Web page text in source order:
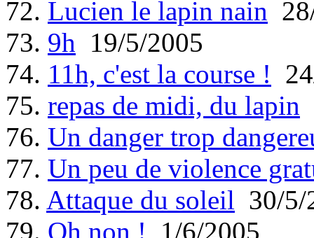
72. Lucien le lapin nain
73. 9h 19/5/2005
74. 11h, c'est la course !
75. repas de midi, du lapin
76. Un danger trop
77. Un peu de violence
78. Attaque du soleil 30/5/
79. Oh non ! 1/6/2005